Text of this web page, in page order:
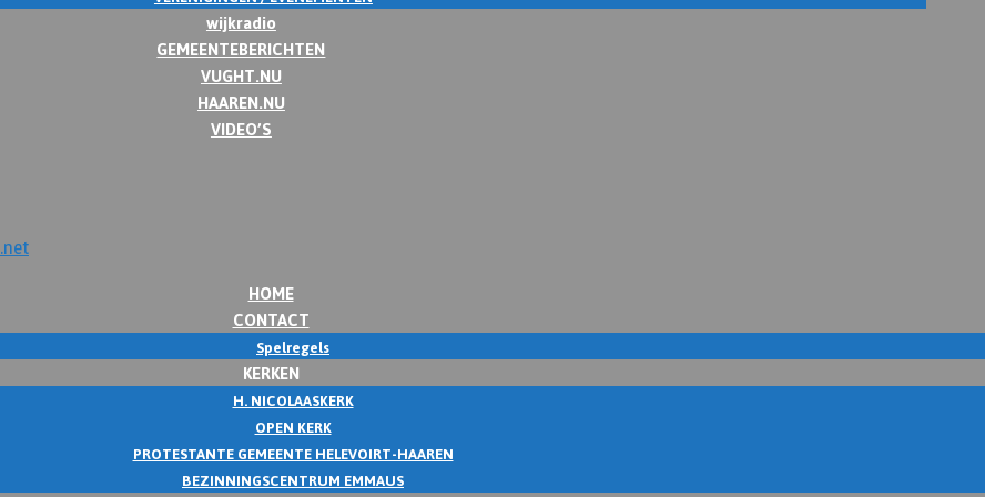
wijkradio
GEMEENTEBERICHTEN
VUGHT.NU
HAAREN.NU
VIDEO’S
HOME
CONTACT
Spelregels
KERKEN
H. NICOLAASKERK
OPEN KERK
PROTESTANTE GEMEENTE HELEVOIRT-HAAREN
BEZINNINGSCENTRUM EMMAUS